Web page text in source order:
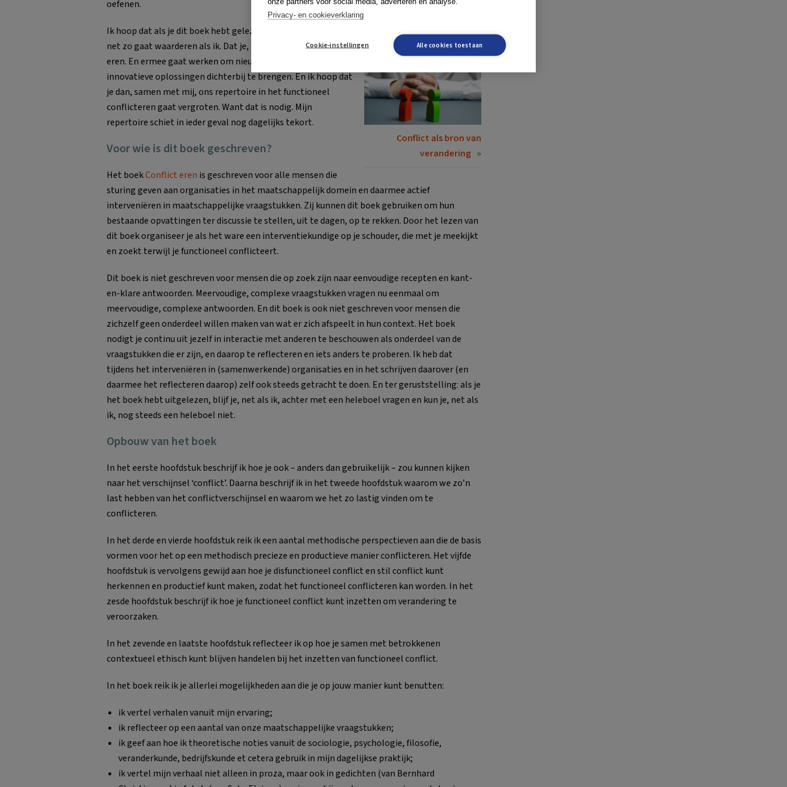
oefenen.
Lees ook:
Conflict als bron van
verandering
Ik hoop dat als je dit boek hebt gelezen, je conflict en verschil
net zo gaat waarderen als ik. Dat je, net als ik, conflict gaat
eren. En ermee gaat werken om nieuwe mogelijkheden en
innovatieve oplossingen dichterbij te brengen. En ik hoop dat
je dan, samen met mij, ons repertoire in het functioneel
conflicteren gaat vergroten. Want dat is nodig. Mijn
repertoire schiet in ieder geval nog dagelijks tekort.
Voor wie is dit boek geschreven?
Het boekConflict eren is geschreven voor alle mensen die
sturing geven aan organisaties in het maatschappelijk domein en daarmee actief
interveniëren in maatschappelijke vraagstukken. Zij kunnen dit boek gebruiken om hun
bestaande opvattingen ter discussie te stellen, uit te dagen, op te rekken. Door het lezen van
dit boek organiseer je als het ware een interventiekundige op je schouder, die met je meekijkt
en zoekt terwijl je functioneel conflicteert.
Dit boek is niet geschreven voor mensen die op zoek zijn naar eenvoudige recepten en kant-
en-klare antwoorden. Meervoudige, complexe vraagstukken vragen nu eenmaal om
meervoudige, complexe antwoorden. En dit boek is ook niet geschreven voor mensen die
zichzelf geen onderdeel willen maken van wat er zich afspeelt in hun context. Het boek
nodigt je continu uit jezelf in interactie met anderen te beschouwen als onderdeel van de
vraagstukken die er zijn, en daarop te reflecteren en iets anders te proberen. Ik heb dat
tijdens het interveniëren in (samenwerkende) organisaties en in het schrijven daarover (en
daarmee het reflecteren daarop) zelf ook steeds getracht te doen. En ter geruststelling: als je
het boek hebt uitgelezen, blijf je, net als ik, achter met een heleboel vragen en kun je, net als
ik, nog steeds een heleboel niet.
Opbouw van het boek
In het eerste hoofdstuk beschrijf ik hoe je ook – anders dan gebruikelijk – zou kunnen kijken
naar het verschijnsel ‘conflict’. Daarna beschrijf ik in het tweede hoofdstuk waarom we zo’n
last hebben van het conflictverschijnsel en waarom we het zo lastig vinden om te
conflicteren.
In het derde en vierde hoofdstuk reik ik een aantal methodische perspectieven aan die de basis
vormen voor het op een methodisch precieze en productieve manier conflicteren. Het vijfde
hoofdstuk is vervolgens gewijd aan hoe je disfunctioneel conflict en stil conflict kunt
herkennen en productief kunt maken, zodat het functioneel conflicteren kan worden. In het
zesde hoofdstuk beschrijf ik hoe je functioneel conflict kunt inzetten om verandering te
veroorzaken.
In het zevende en laatste hoofdstuk reflecteer ik op hoe je samen met betrokkenen
contextueel ethisch kunt blijven handelen bij het inzetten van functioneel conflict.
In het boek reik ik je allerlei mogelijkheden aan die je op jouw manier kunt benutten:
ik vertel verhalen vanuit mijn ervaring;
ik reflecteer op een aantal van onze maatschappelijke vraagstukken;
ik geef aan hoe ik theoretische noties vanuit de sociologie, psychologie, filosofie,
veranderkunde, bedrijfskunde et cetera gebruik in mijn dagelijkse praktijk;
ik vertel mijn verhaal niet alleen in proza, maar ook in gedichten (van Bernhard
Privacy- en cookieverklaring
Cookie-instellingen Alle cookies toestaan